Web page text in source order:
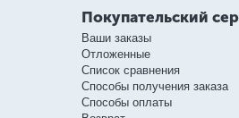
Покупательский
Ваши заказы
Отложенные
Список сравнения
Способы получения заказа
Способы оплаты